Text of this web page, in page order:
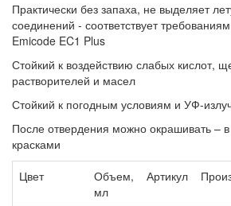
Практически без запаха, не выделяет
соединений - соответствует
Emicode EC1 Plus
Стойкий к воздействию слабых кислот,
растворителей и масел
Стойкий к погодным условиям и УФ-
После отвердения можно окрашивать –
красками
Цвет
Объем,
мл
Артикул